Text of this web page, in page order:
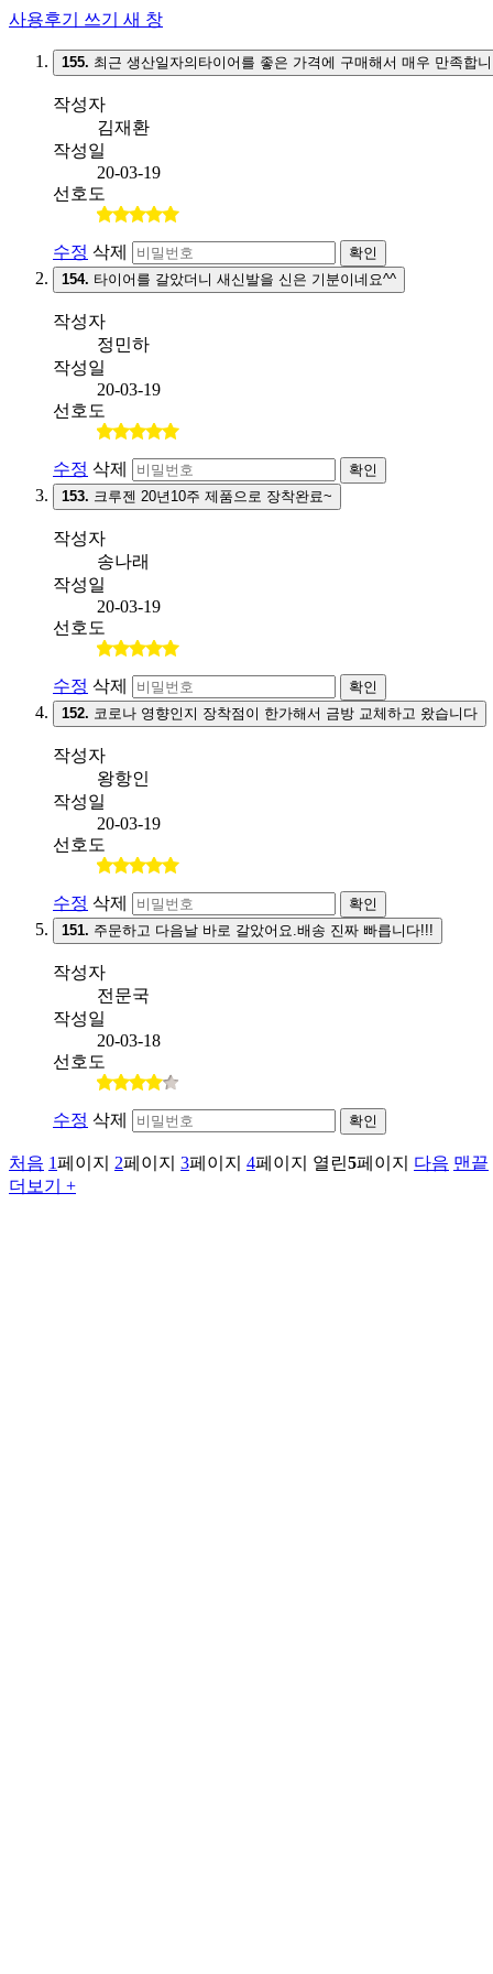
사용후기 쓰기 새 창
155. 최근 생산일자의타이어를 좋은 가격에 구매해서 매우 만족합
작성자
김재환
작성일
20-03-19
선호도
수정 삭제
확인
154. 타이어를 갈았더니 새신발을 신은 기분이네요^^
작성자
정민하
작성일
20-03-19
선호도
수정 삭제
확인
153. 크루젠 20년10주 제품으로 장착완료~
작성자
송나래
작성일
20-03-19
선호도
수정 삭제
확인
152. 코로나 영향인지 장착점이 한가해서 금방 교체하고 왔습니다
작성자
왕항인
작성일
20-03-19
선호도
수정 삭제
확인
151. 주문하고 다음날 바로 갈았어요.배송 진짜 빠릅니다!!!
작성자
전문국
작성일
20-03-18
선호도
수정 삭제 확인
처음 1페이지 2페이지 3페이지 4페이지 열린5페이지 다음 맨끝
더보기 +